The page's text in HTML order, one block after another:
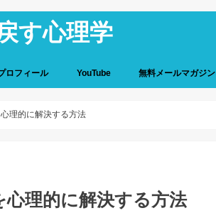
す心理学
ロフィール YouTube 無料メールマガジン
理的に解決する方法
理的に解決する方法